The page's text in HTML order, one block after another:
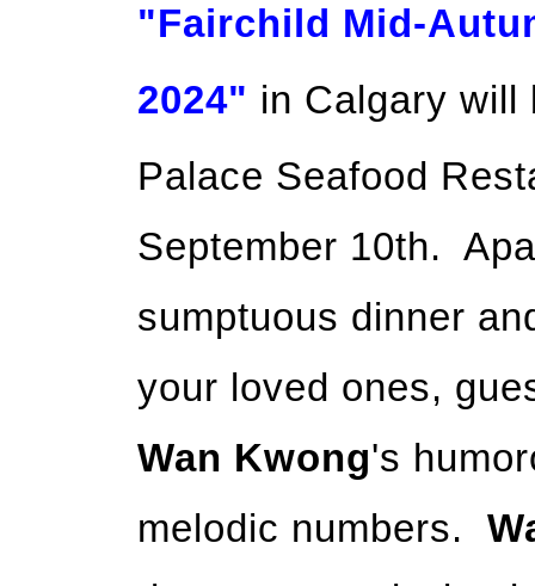
"Fairchild Mid-
2024" in Calgary will
Palace Seafood
September 10th.
sumptuous dinner
your loved ones,
Wan Kwong's
melodic numbers.